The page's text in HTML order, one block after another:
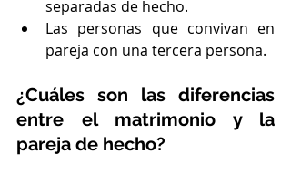
separadas de hecho.
Las personas que convivan en
pareja con una tercera persona.
¿Cuáles son las diferencias
entre el matrimonio y la
pareja de hecho?